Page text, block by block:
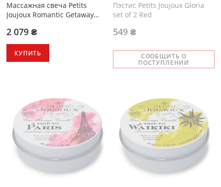
Массажная свеча Petits
Joujoux Romantic Getaway
2 079 ₴
КУПИТЬ
Пэстис Petits Joujoux Gloria
set of 2 Red
СООБЩИТЬ О
ПОСТУПЛЕНИИ
549 ₴